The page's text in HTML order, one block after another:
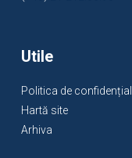
Utile
Politica de
Hartă site
Arhiva